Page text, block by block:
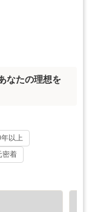
なたの理想を
以上
密着